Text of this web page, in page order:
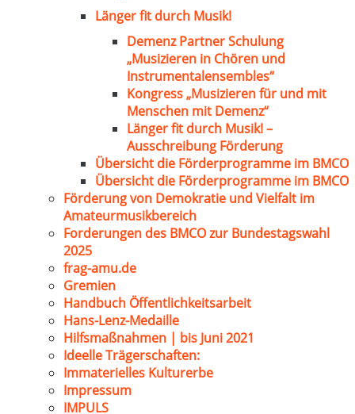
Länger fit durch Musik!
Demenz Partner Schulung
„Musizieren in Chören und
Instrumentalensembles“
Kongress „Musizieren für und mit
Menschen mit Demenz“
Länger fit durch Musik! –
Ausschreibung Förderung
Übersicht die Förderprogramme im BMCO
Übersicht die Förderprogramme im BMCO
Förderung von Demokratie und Vielfalt im
Amateurmusikbereich
Forderungen des BMCO zur Bundestagswahl
2025
frag-amu.de
Gremien
Handbuch Öffentlichkeitsarbeit
Hans-Lenz-Medaille
Hilfsmaßnahmen | bis Juni 2021
Ideelle Trägerschaften:
Immaterielles Kulturerbe
Impressum
IMPULS